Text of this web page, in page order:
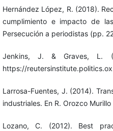
Hernández López, R. (2018).
cumplimiento e impacto de
Persecución a periodistas (pp.
Jenkins, J. & Graves, L.
https://
Larrosa-Fuentes, J. (2014).
industriales. En R. Orozco
Lozano, C. (2012). Best